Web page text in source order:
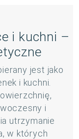
i kuchni –
jest jako
i kuchni.
i
utrzymanie
w których